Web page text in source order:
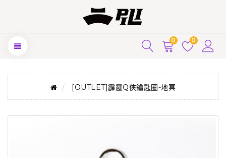
0 0
[OUTLET]霹靂Q俠鑰匙圈-地冥